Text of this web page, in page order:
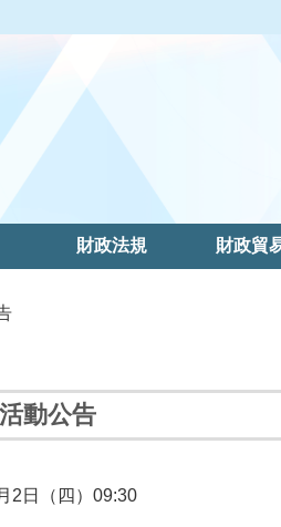
財政法規 財政貿
動公告
2 日（四） 09:30